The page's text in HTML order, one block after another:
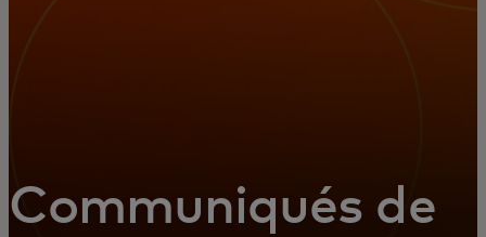
Communiqués de